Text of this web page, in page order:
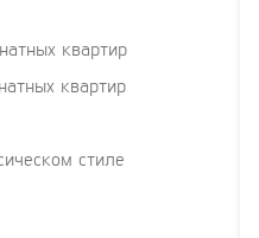
квартир
квартир
стиле